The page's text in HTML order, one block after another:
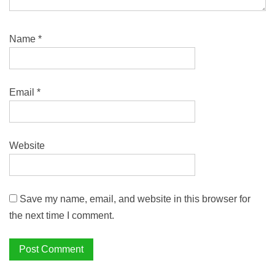
Name *
Email *
Website
Save my name, email, and website in this browser for
the next time I comment.